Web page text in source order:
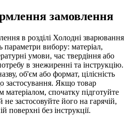
замовлення
в розділі Холодні зварювання
параметри вибору: матеріал,
умови, час твердіння або
в знежиренні та інструкцію.
об'єм або формат, цілісність
застосування. Якщо товар
матеріалом, спочатку підготуйте
не застосовуйте його на гарячій,
поверхні без інструкції.